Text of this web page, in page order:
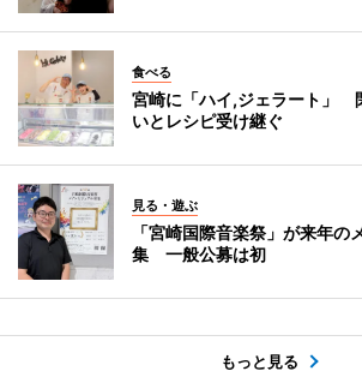
食べる
宮崎に「ハイ,ジェラート」
いとレシピ受け継ぐ
見る・遊ぶ
「宮崎国際音楽祭」が来年の
集 一般公募は初
もっと見る